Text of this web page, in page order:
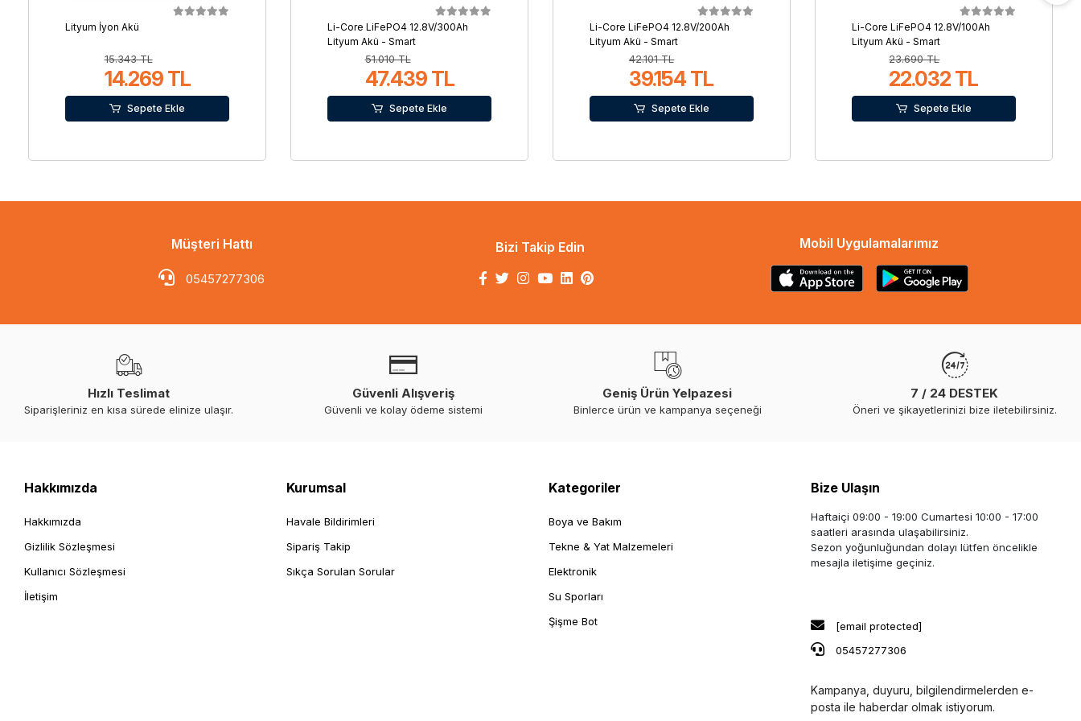
Lityum İyon Akü
15.343 TL
14.269 TL
Sepete Ekle
Li-Core LiFePO4 12.8V/300Ah
Lityum Akü - Smart
51.010 TL
47.439 TL
Sepete Ekle
Li-Core LiFePO4 12.8V/200Ah
Lityum Akü - Smart
42.101 TL
39.154 TL
Sepete Ekle
Li-Core LiFePO4 12.8V/100Ah
Lityum Akü - Smart
23.690 TL
22.032 TL
Sepete Ekle
Müşteri Hattı
05457277306
Bizi Takip Edin Mobil Uygulamalarımız
Hızlı Teslimat
Siparişleriniz en kısa sürede elinize ulaşır.
Güvenli Alışveriş
Güvenli ve kolay ödeme sistemi
Geniş Ürün Yelpazesi
Binlerce ürün ve kampanya seçeneği
7 / 24 DESTEK
Öneri ve şikayetlerinizi bize iletebilirsiniz.
Hakkımızda
Hakkımızda
Gizlilik Sözleşmesi
Kullanıcı Sözleşmesi
İletişim
Kurumsal
Havale Bildirimleri
Sipariş Takip
Sıkça Sorulan Sorular
Kategoriler
Boya ve Bakım
Tekne & Yat Malzemeleri
Elektronik
Su Sporları
Şişme Bot
Bize Ulaşın
Haftaiçi 09:00 - 19:00 Cumartesi 10:00 - 17:00
saatleri arasında ulaşabilirsiniz.
Sezon yoğunluğundan dolayı lütfen öncelikle
mesajla iletişime geçiniz.
[email protected]
05457277306
Kampanya, duyuru, bilgilendirmelerden e-
posta ile haberdar olmak istiyorum.